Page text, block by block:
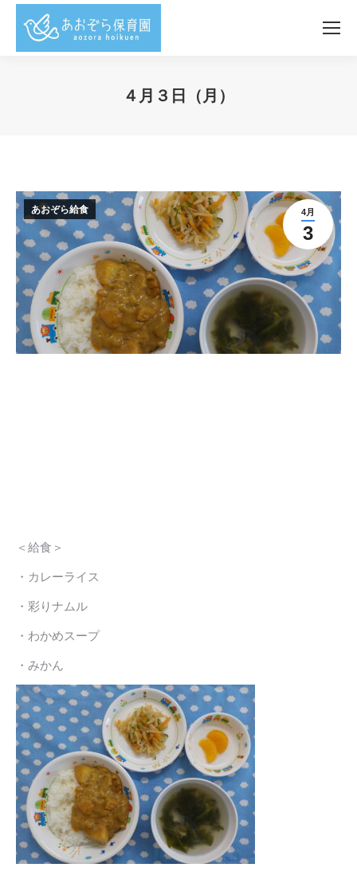
４月３日（月）
4月
3
あおぞら給食
＜給食＞
・カレーライス
・彩りナムル
・わかめスープ
・みかん